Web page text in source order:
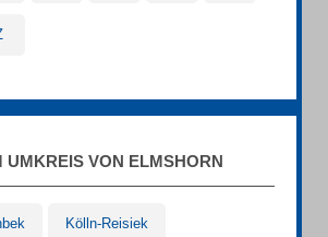
UMKREIS VON ELMSHORN
Kölln-Reisiek